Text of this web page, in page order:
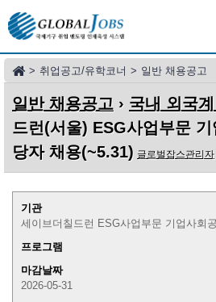
> 취업공고/유학코너 > 일반 채용공고
일반 채용공고 › 국내 외국
드런(서울) ESG사업부문
당자 채용(~5.31) 글로벌잡스관리자
기관
세이브더칠드런 ESG사업부문 기업사회
프로그램
마감날짜
2026-05-31